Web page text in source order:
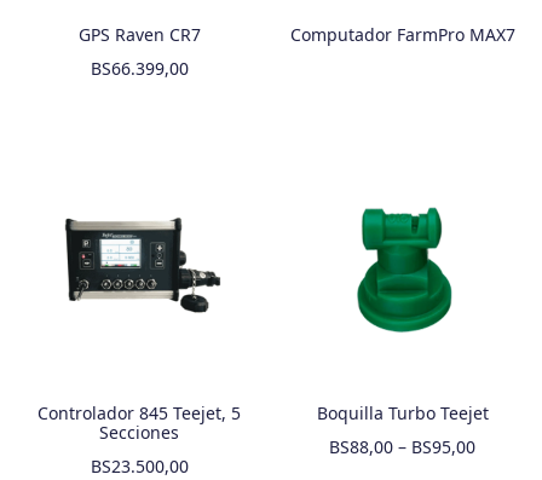
GPS Raven CR7
BS66.399,00
Computador FarmPro MAX7
Controlador 845 Teejet, 5
Secciones
BS23.500,00
Boquilla Turbo Teejet
BS88,00 – BS95,00